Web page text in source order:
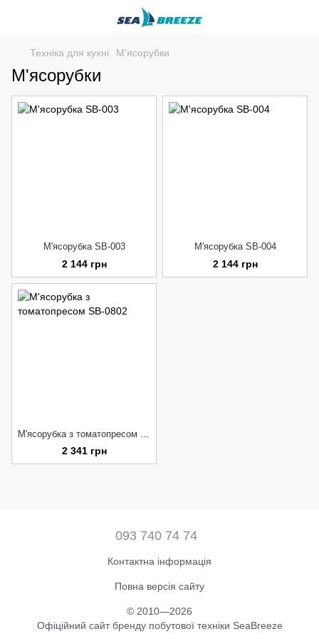
Техніка для кухні М'ясорубки
М'ясорубки
М'ясорубка SB-003
2 144 грн
М'ясорубка SB-004
2 144 грн
2 341 грн
093 740 74 74
Контактна інформація
Повна версія сайту
© 2010—2026
Офіційний сайт бренду побутової техніки SeaBreeze